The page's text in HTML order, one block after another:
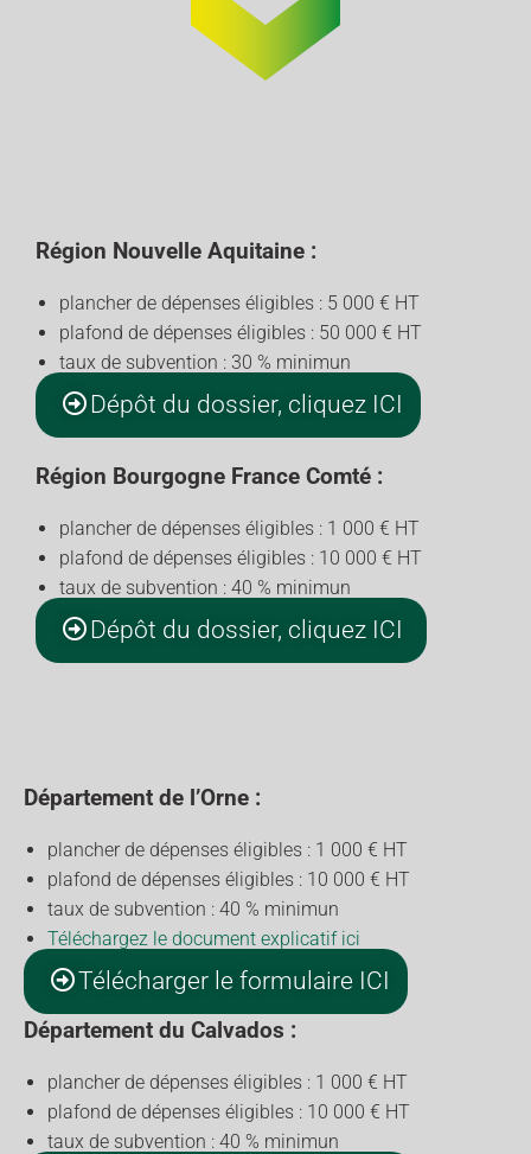
Région Nouvelle Aquitaine :
plancher de dépenses éligibles : 5 000 € HT
plafond de dépenses éligibles : 50 000 € HT
taux de subvention : 30 % minimun
Dépôt du dossier, cliquez ICI
Région Bourgogne France Comté :
plancher de dépenses éligibles : 1 000 € HT
plafond de dépenses éligibles : 10 000 € HT
taux de subvention : 40 % minimun
Dépôt du dossier, cliquez ICI
Département de l’Orne :
plancher de dépenses éligibles : 1 000 € HT
plafond de dépenses éligibles : 10 000 € HT
taux de subvention : 40 % minimun
Téléchargez le document explicatif ici
Télécharger le formulaire ICI
Département du Calvados :
plancher de dépenses éligibles : 1 000 € HT
plafond de dépenses éligibles : 10 000 € HT
taux de subvention : 40 % minimun